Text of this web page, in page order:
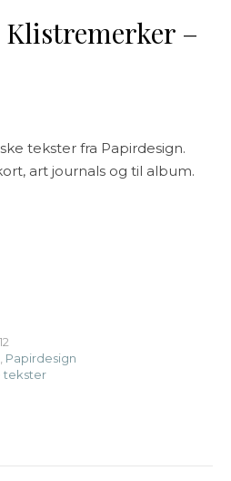
Klistremerker –
tekster fra Papirdesign.
art journals og til album.
Papirdesign
tekster